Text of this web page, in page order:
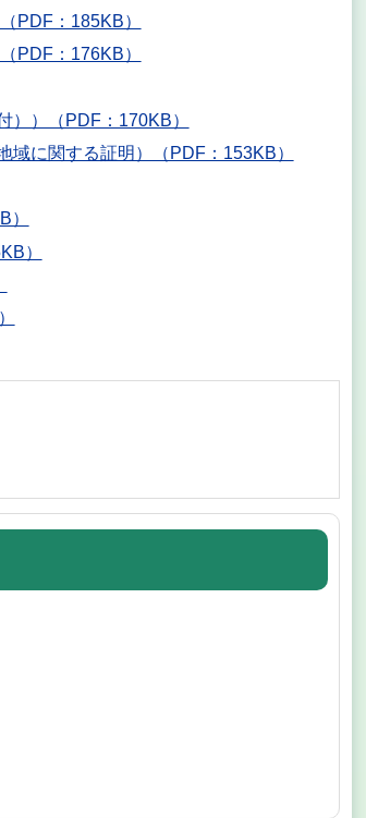
PDF：185KB）
PDF：176KB）
））（PDF：170KB）
に関する証明）（PDF：153KB）
）